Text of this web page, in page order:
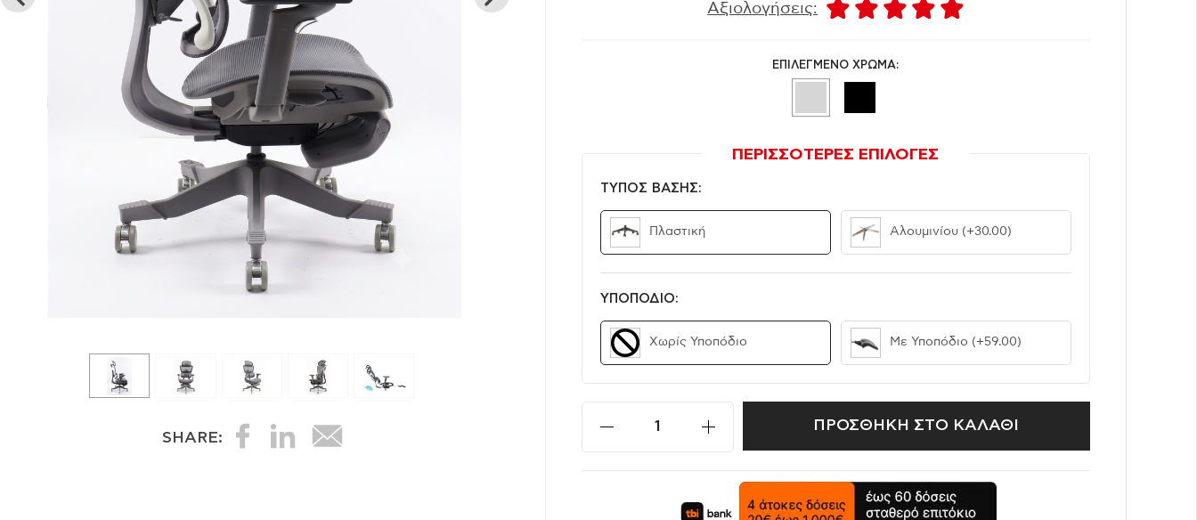
SHARE:
Αξιολογήσεις:
ΕΠΙΛΕΓΜΕΝΟ ΧΡΩΜΑ:
ΠΕΡΙΣΣΟΤΕΡΕΣ ΕΠΙΛΟΓΕΣ
ΤΥΠΟΣ ΒΑΣΗΣ:
Πλαστική Αλουμινίου (+30.00)
ΥΠΟΠΟΔΙΟ:
Χωρίς Υποπόδιο Με Υποπόδιο (+59.00)
ΠΡΟΣΘΗΚΗ ΣΤΟ ΚΑΛΑΘΙ